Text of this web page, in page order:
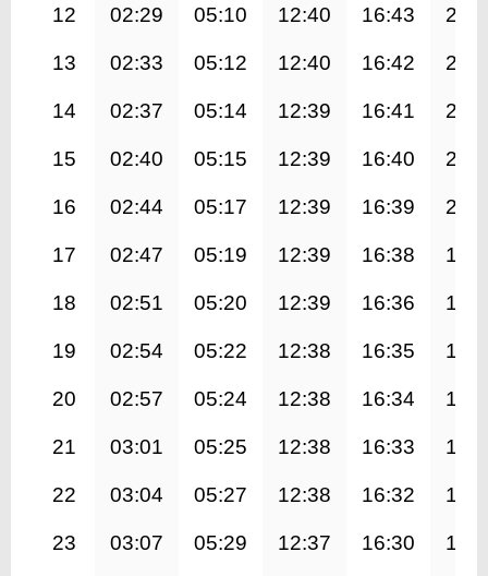
12 02:29 05:10 12:40 16:43
13 02:33 05:12 12:40 16:42
14 02:37 05:14 12:39 16:41
15 02:40 05:15 12:39 16:40
16 02:44 05:17 12:39 16:39
17 02:47 05:19 12:39 16:38
18 02:51 05:20 12:39 16:36
19 02:54 05:22 12:38 16:35
20 02:57 05:24 12:38 16:34
21 03:01 05:25 12:38 16:33
22 03:04 05:27 12:38 16:32
23 03:07 05:29 12:37 16:30